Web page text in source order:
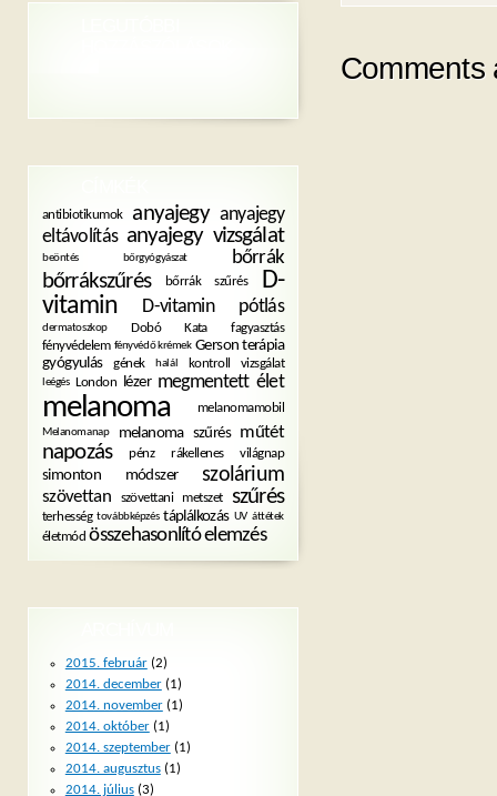
Comments
antibiotikumok anyajegy anyajegy
eltávolítás anyajegy vizsgálat
beöntés bőrgyógyászat bőrrák
bőrrákszűrés bőrrák szűrés
D-
vitamin
D-vitamin pótlás
dermatoszkop Dobó Kata
fagyasztás
fényvédelem fényvédő krémek Gerson terápia
gyógyulás
gének halál kontroll vizsgálat
leégés London lézer megmentett élet
melanoma melanomamobil
Melanomanap melanoma szűrés műtét
napozás pénz rákellenes világnap
simonton módszer szolárium
szövettan szövettani metszet szűrés
terhesség továbbképzés táplálkozás UV áttétek
életmód összehasonlító elemzés
2015. február(2)
2014. december(1)
2014. november(1)
2014. október(1)
2014. szeptember(1)
2014. augusztus(1)
2014. július(3)